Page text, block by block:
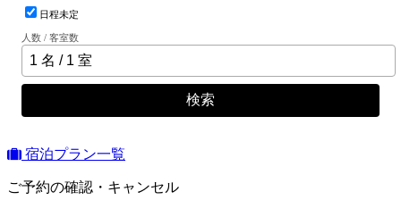
日程未定
人数 / 客室数
検索
宿泊プラン一覧
ご予約の確認・キャンセル